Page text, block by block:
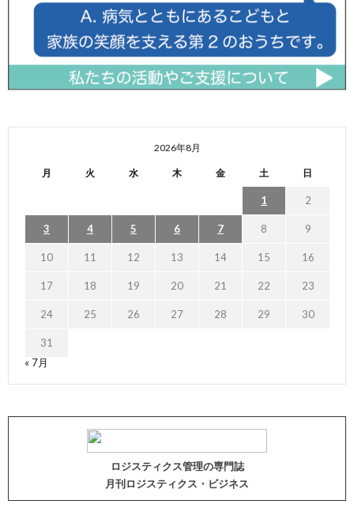
2026年8月
月 火 水 木 金 土 日
1 2
3 4 5 6 7 8 9
10 11 12 13 14 15 16
17 18 19 20 21 22 23
24 25 26 27 28 29 30
31
« 7月
ロジスティクス管理の専門誌
月刊ロジスティクス・ビジネス